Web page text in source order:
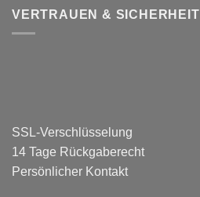
VERTRAUEN & SICHERHEIT
SSL-Verschlüsselung
14 Tage Rückgaberecht
Persönlicher Kontakt